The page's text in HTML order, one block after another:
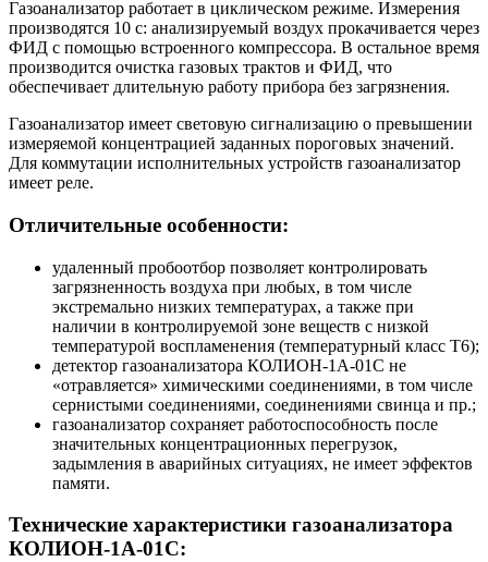
Газоанализатор работает в циклическом режиме. Измерения
производятся 10 с: анализируемый воздух прокачивается через
ФИД с помощью встроенного компрессора. В остальное время
производится очистка газовых трактов и ФИД, что
обеспечивает длительную работу прибора без загрязнения.
Газоанализатор имеет световую сигнализацию о превышении
измеряемой концентрацией заданных пороговых значений.
Для коммутации исполнительных устройств газоанализатор
имеет реле.
Отличительные особенности:
удаленный пробоотбор позволяет контролировать
загрязненность воздуха при любых, в том числе
экстремально низких температурах, а также при
наличии в контролируемой зоне веществ с низкой
температурой воспламенения (температурный класс Т6);
детектор газоанализатора КОЛИОН-1А-01С не
«отравляется» химическими соединениями, в том числе
сернистыми соединениями, соединениями свинца и пр.;
газоанализатор сохраняет работоспособность после
значительных концентрационных перегрузок,
задымления в аварийных ситуациях, не имеет эффектов
памяти.
Технические характеристики газоанализатора
КОЛИОН-1А-01С: